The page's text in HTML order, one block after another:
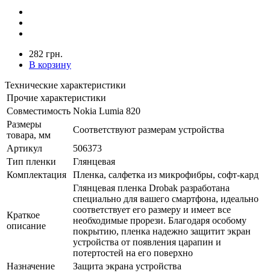
282 грн.
В корзину
Технические характеристики
Прочие характеристики
Совместимость Nokia Lumia 820
Размеры
товара, мм
Соответствуют размерам устройства
Артикул
506373
Тип пленки
Глянцевая
Комплектация
Пленка, салфетка из микрофибры, софт-кард
Краткое
описание
Глянцевая пленка Drobak разработана
специально для вашего смартфона, идеально
соответствует его размеру и имеет все
необходимые прорези. Благодаря особому
покрытию, пленка надежно защитит экран
устройства от появления царапин и
потертостей на его поверхно
Назначение
Защита экрана устройства